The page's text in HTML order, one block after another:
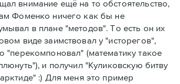
внимание ещё на то обстоятельство,
Фоменко ничего как бы не
в плане "методов". То есть он их
виде заимствовал у "исторегов",
"перекомпоновал" (математику такое
и получил "Куликовскую битву
:) Для меня это пример